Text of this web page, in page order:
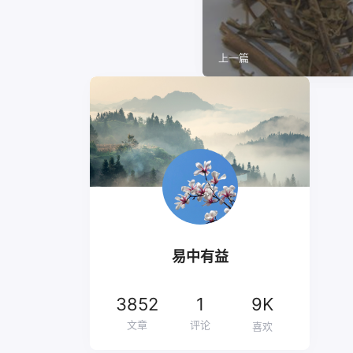
上一篇
易中有益
3852
文章
1
评论
9K
喜欢